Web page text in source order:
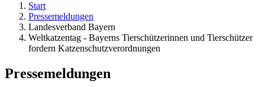
Start
Pressemeldungen
Landesverband Bayern
Weltkatzentag - Bayerns Tierschützerinnen und Tierschützer
fordern Katzenschutzverordnungen
Pressemeldungen